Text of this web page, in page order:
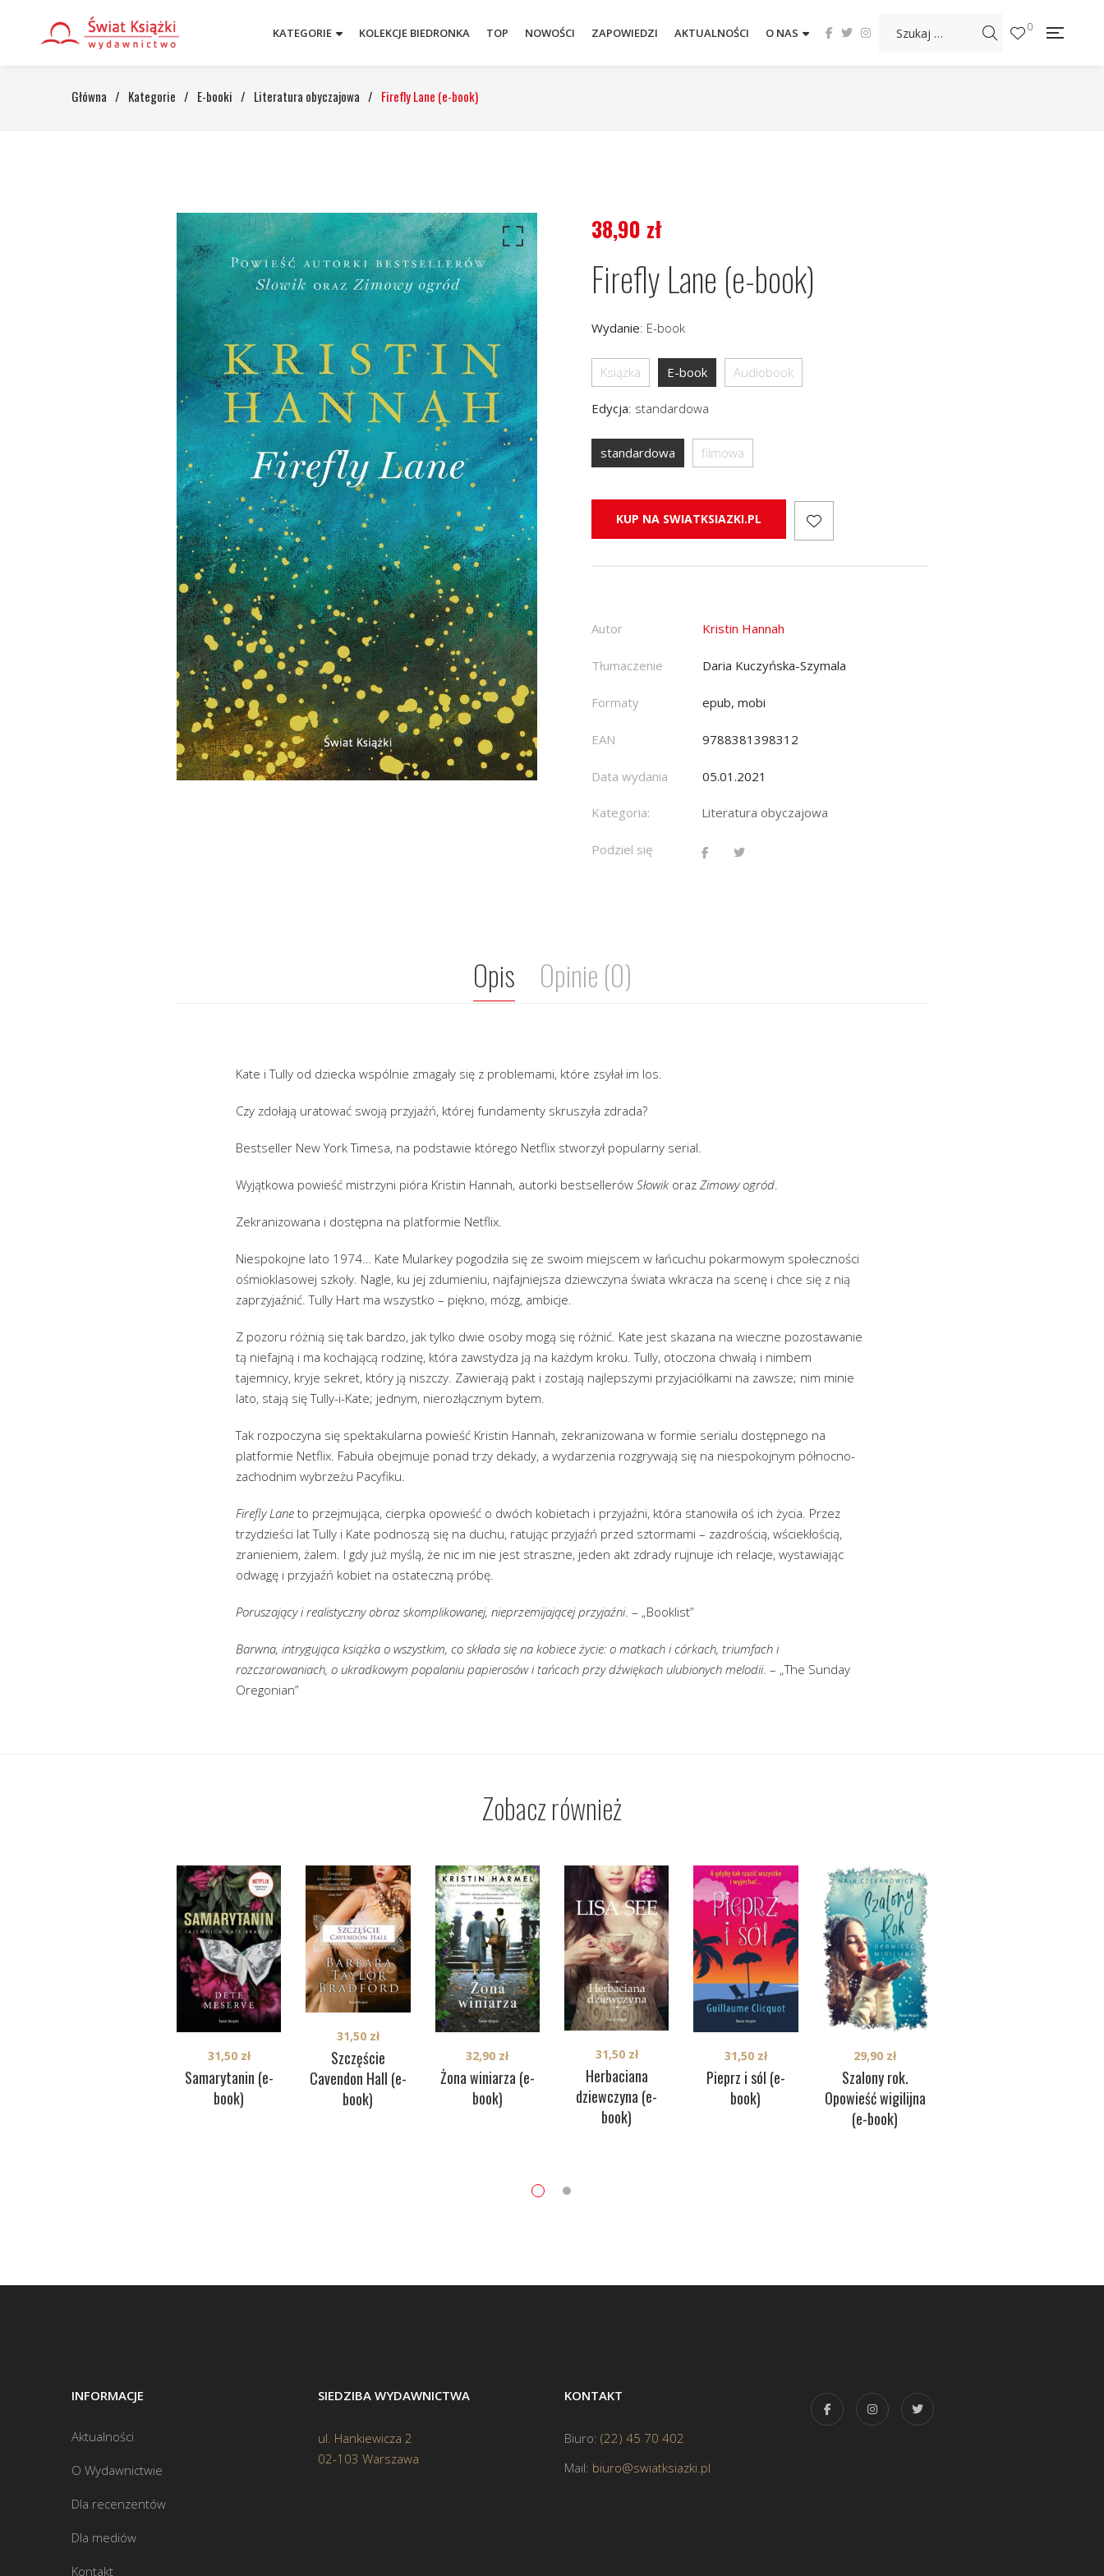
KATEGORIE KOLEKCJE BIEDRONKA TOP NOWOŚCI ZAPOWIEDZI AKTUALNOŚCI O NAS 0
Główna / Kategorie / E-booki / Literatura obyczajowa / Firefly Lane (e-book)
38,90 zł
Firefly Lane (e-book)
Wydanie: E-book
Książka E-book Audiobook
Edycja: standardowa
standardowa filmowa
KUP NA SWIATKSIAZKI.PL
Autor Kristin Hannah
Tłumaczenie Daria Kuczyńska-Szymala
Formaty epub, mobi
EAN 9788381398312
Data wydania 05.01.2021
Kategoria: Literatura obyczajowa
Podziel się
Opis Opinie (0)
Kate i Tully od dziecka wspólnie zmagały się z problemami, które zsyłał im los.
Czy zdołają uratować swoją przyjaźń, której fundamenty skruszyła zdrada?
Bestseller New York Timesa, na podstawie którego Netflix stworzył popularny serial.
Wyjątkowa powieść mistrzyni pióra Kristin Hannah, autorki bestsellerów Słowik oraz Zimowy ogród
Zekranizowana i dostępna na platformie Netflix.
Niespokojne lato 1974… Kate Mularkey pogodziła się ze swoim miejscem w łańcuchu pokarmowym społeczności
ośmioklasowej szkoły. Nagle, ku jej zdumieniu, najfajniejsza dziewczyna świata wkracza na scenę i chce się z nią
zaprzyjaźnić. Tully Hart ma wszystko – piękno, mózg, ambicje.
Z pozoru różnią się tak bardzo, jak tylko dwie osoby mogą się różnić. Kate jest skazana na wieczne pozostawanie
tą niefajną i ma kochającą rodzinę, która zawstydza ją na każdym kroku. Tully, otoczona chwałą i nimbem
tajemnicy, kryje sekret, który ją niszczy. Zawierają pakt i zostają najlepszymi przyjaciółkami na zawsze; nim minie
lato, stają się Tully-i-Kate; jednym, nierozłącznym bytem.
Tak rozpoczyna się spektakularna powieść Kristin Hannah, zekranizowana w formie serialu dostępnego na
platformie Netflix. Fabuła obejmuje ponad trzy dekady, a wydarzenia rozgrywają się na niespokojnym północno-
zachodnim wybrzeżu Pacyfiku.
Firefly Lane to przejmująca, cierpka opowieść o dwóch kobietach i przyjaźni, która stanowiła oś ich życia. Przez
trzydzieści lat Tully i Kate podnoszą się na duchu, ratując przyjaźń przed sztormami – zazdrością, wściekłością,
zranieniem, żalem. I gdy już myślą, że nic im nie jest straszne, jeden akt zdrady rujnuje ich relacje, wystawiając
odwagę i przyjaźń kobiet na ostateczną próbę.
Poruszający i realistyczny obraz skomplikowanej, nieprzemijającej przyjaźni. – „Booklist”
Barwna, intrygująca książka o wszystkim, co składa się na kobiece życie: o matkach i córkach, triumfach i
rozczarowaniach, o ukradkowym popalaniu papierosów i tańcach przy dźwiękach ulubionych melodii. – „The Sunday
Oregonian”
Zobacz również
Samarytanin (e-
book)
31,50 zł
Szczęście
Cavendon Hall (e-
book)
31,50 zł
Żona winiarza (e-
book)
32,90 zł
Herbaciana
dziewczyna (e-
book)
31,50 zł
Pieprz i sól (e-
book)
31,50 zł
Szalony rok.
Opowieść wigilijna
(e-book)
29,90 zł
INFORMACJE
Aktualności
O Wydawnictwie
Dla recenzentów
Dla mediów
Kontakt
SIEDZIBA WYDAWNICTWA
ul. Hankiewicza 2
02-103 Warszawa
KONTAKT
Biuro: (22) 45 70 402
Mail: biuro@swiatksiazki.pl